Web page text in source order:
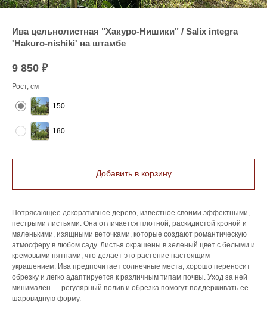
Ива цельнолистная "Хакуро-Нишики" / Salix integra
'Hakuro-nishiki' на штамбе
9 850 ₽
Рост, см
150
180
Добавить в корзину
Потрясающее декоративное дерево, известное своими эффектными,
пестрыми листьями. Она отличается плотной, раскидистой кроной и
маленькими, изящными веточками, которые создают романтическую
атмосферу в любом саду. Листья окрашены в зеленый цвет с белыми и
кремовыми пятнами, что делает это растение настоящим
украшением. Ива предпочитает солнечные места, хорошо переносит
обрезку и легко адаптируется к различным типам почвы. Уход за ней
минимален — регулярный полив и обрезка помогут поддерживать её
шаровидную форму.